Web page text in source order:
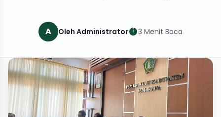
A Oleh Administrator 3 Menit Baca